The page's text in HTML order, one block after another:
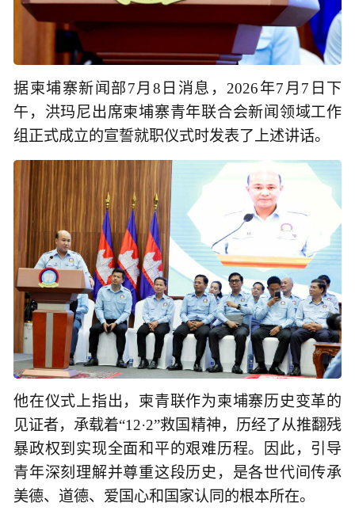
据柬埔寨新闻部7月8日消息，2026年7月7日下
午，洪玛尼出席柬埔寨青年联合会新闻领域工作
组正式成立的宣誓就职仪式时发表了上述讲话。
他在仪式上指出，柬青联作为柬埔寨历史变革的
见证者，承载着“12·2”救国精神，历经了从推翻残
暴政权到实现全面和平的艰难历程。因此，引导
青年深刻理解并尊重这段历史，是各世代间传承
美德、道德、爱国心和国家认同的根本所在。